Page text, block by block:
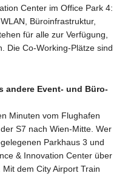
Center im Office Park 4:
Büroinfrastruktur,
für alle zur Verfügung,
Die Co-Working-Plätze sind
andere Event- und Büro-
Minuten vom Flughafen
S7 nach Wien-Mitte. Wer
Parkhaus 3 und
& Innovation Center über
dem City Airport Train